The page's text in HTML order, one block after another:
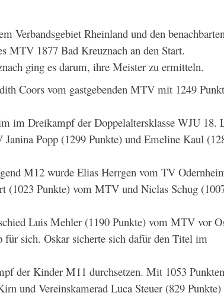
Verbandsgebiet Rheinland und den benachbarten
MTV 1877 Bad Kreuznach an den Start.
ging es darum, ihre Meister zu ermitteln.
Coors vom gastgebenden MTV mit 1249
im Dreikampf der Doppelaltersklasse WJU 18.
Popp (1299 Punkte) und Emeline Kaul
M12 wurde Elias Herrgen vom TV
(1023 Punkte) vom MTV und Niclas Schug
Luis Mehler (1190 Punkte) vom MTV vor
sich. Oskar sicherte sich dafür den Titel im
der Kinder M11 durchsetzen. Mit 1053 Punkten
und Vereinskamerad Luca Steuer (829